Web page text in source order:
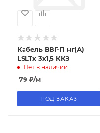
Кабель ВВГ-П нг(А)
LSLTx 3х1,5 ККЗ
Нет в наличии
79 ₽/м
ПОД ЗАКАЗ